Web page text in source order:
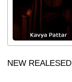
NEW REALESED